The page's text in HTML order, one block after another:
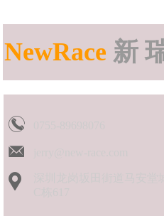
NewRace 新